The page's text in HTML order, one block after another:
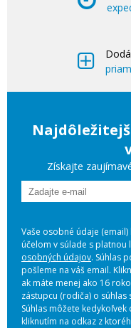
Získajte
Vaše osobné údaje
účelom v súlade s platnou
osobných údajov. Súhlas
pošleme na váš email.
ak máte menej ako 16
zástupcu (rodiča) o
Súhlas môžete
kliknutím na odkaz z